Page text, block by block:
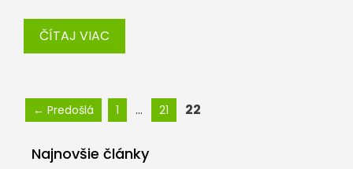
ČÍTAJ VIAC
← Predošlá Stránka
1 … Stránka
21 Stránka
22
Najnovšie články